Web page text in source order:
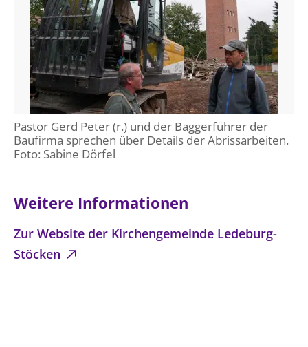
Pastor Gerd Peter (r.) und der Baggerführer der
Baufirma sprechen über Details der Abrissarbeiten.
Foto: Sabine Dörfel
Weitere Informationen
Zur Website der Kirchengemeinde Ledeburg-
Stöcken